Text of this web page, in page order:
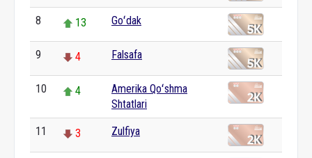
8 13 Goʻdak
9 4 Falsafa
10 4
Amerika Qoʻshma
Shtatlari
11 3 Zulfiya